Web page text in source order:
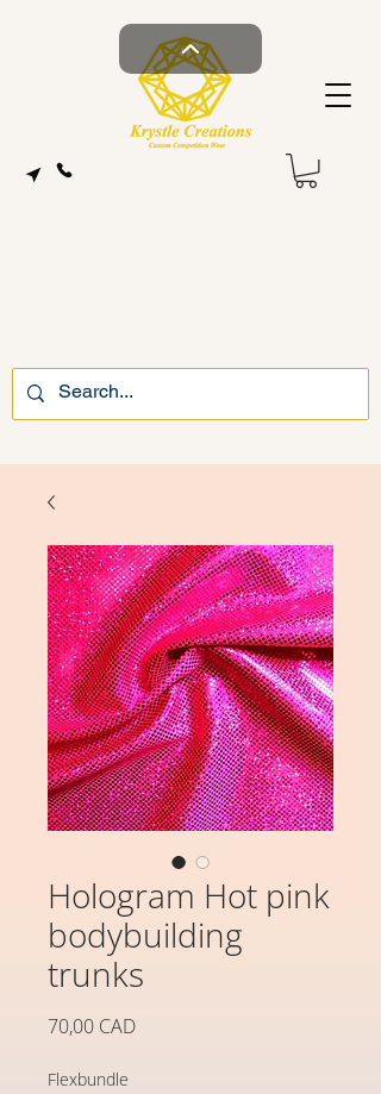
Hologram Hot pink
bodybuilding
trunks
70,00 CADPrecio
Flexbundle